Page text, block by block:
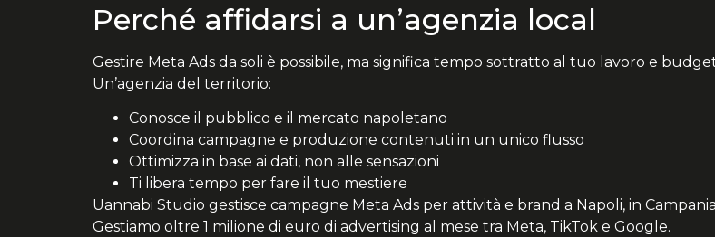
Perché affidarsi a un’agenzia local
Gestire Meta Ads da soli è possibile, ma significa tempo sottratto al tuo lavoro e
Un’agenzia del territorio:
Conosce il pubblico e il mercato napoletano
Coordina campagne e produzione contenuti in un unico flusso
Ottimizza in base ai dati, non alle sensazioni
Ti libera tempo per fare il tuo mestiere
Uannabi Studio gestisce campagne Meta Ads per attività e brand a Napoli, in
Gestiamo oltre 1 milione di euro di advertising al mese tra Meta, TikTok e Google.